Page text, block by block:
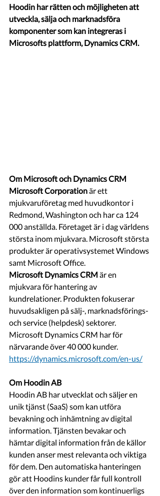
Hoodin har rätten och möjligheten att
utveckla, sälja och marknadsföra
komponenter som kan integreras i
Microsofts plattform, Dynamics CRM.
Om Microsoft och Dynamics CRM
Microsoft Corporation är ett
mjukvaruföretag med huvudkontor i
Redmond, Washington och har ca 124
000 anställda. Företaget är i dag världens
största inom mjukvara. Microsoft största
produkter är operativsystemet Windows
samt Microsoft Office.
Microsoft Dynamics CRM är en
mjukvara för hantering av
kundrelationer. Produkten fokuserar
huvudsakligen på sälj-, marknadsförings-
och service (helpdesk) sektorer.
Microsoft Dynamics CRM har för
närvarande över 40 000 kunder.
https://dynamics.microsoft.com/en-us/
Om Hoodin AB
Hoodin AB har utvecklat och säljer en
unik tjänst (SaaS) som kan utföra
bevakning och inhämtning av digital
information. Tjänsten bevakar och
hämtar digital information från de källor
kunden anser mest relevanta och viktiga
för dem. Den automatiska hanteringen
gör att Hoodins kunder får full kontroll
över den information som kontinuerligs